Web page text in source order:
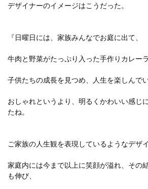
デザイナーのイメージはこうだった。
『日曜日には、家族みんなでお庭に出て、
牛肉と野菜がたっぷり入った手作りカレー
子供たちの成長を見つめ、人生を楽しんでい
おしゃれというより、明るくかわいい感じ
たね。
ご家族の人生観を表現しているようなデザ
家庭内には今まで以上に笑顔が溢れ、その
も伸び、